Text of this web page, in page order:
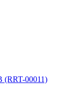
(RRT-00011)